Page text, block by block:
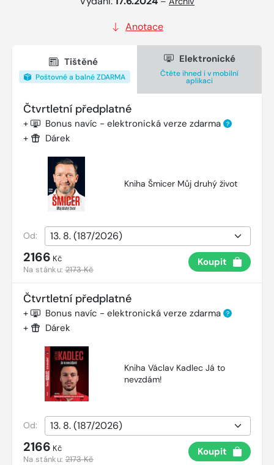
Anotace
Tištěné
Poštovné a balné ZDARMA
Elektronické
Čtěte ihned i v mobilní
aplikaci
Čtvrtletní předplatné
+ Bonus navíc - elektronická verze zdarma ?
+ Dárek
Kniha Šmicer Můj druhý život
Od:
2166 Kč
Na stánku:2173 Kč
Koupit
Čtvrtletní předplatné
+ Bonus navíc - elektronická verze zdarma ?
+ Dárek
Kniha Václav Kadlec Já to
nevzdám!
Od:
2166 Kč
Na stánku:2173 Kč
Koupit